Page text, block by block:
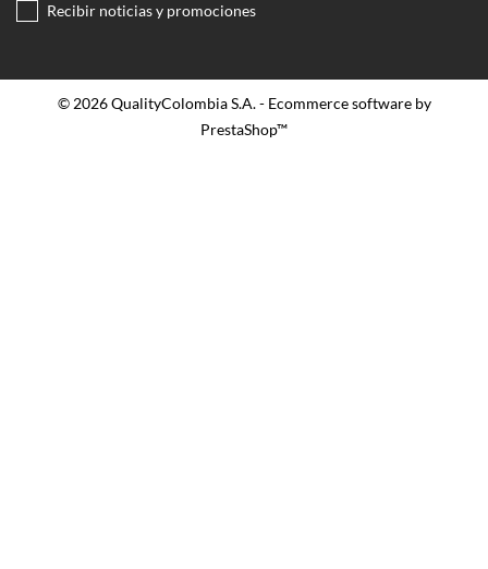
Recibir noticias y promociones
© 2026 QualityColombia S.A. - Ecommerce software by
PrestaShop™